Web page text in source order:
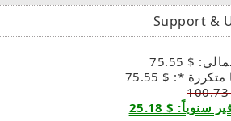
Support &
$ 75.55
*: $ 75.55
سنوياً: $ 25.18